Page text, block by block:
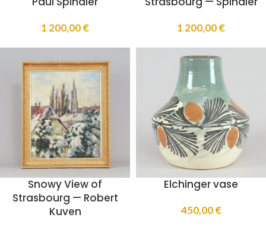
1 200,00€ 1 200,00€
Snowy View of
Strasbourg — Robert
Kuven
Elchinger vase
450,00€